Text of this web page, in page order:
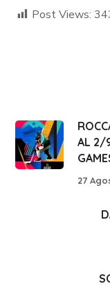
Post Views:
AL 2/
27